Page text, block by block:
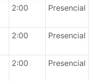
2:00 Presencial
2:00 Presencial
2:00 Presencial